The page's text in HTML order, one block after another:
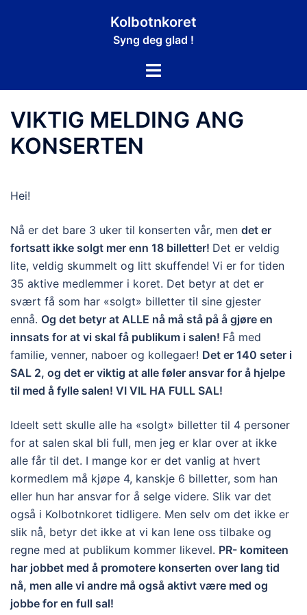
Kolbotnkoret
Syng deg glad !
Toggle
VIKTIG MELDING ANG
KONSERTEN
Hei!
Nå er det bare 3 uker til konserten vår, men det er
fortsatt ikke solgt mer enn 18 billetter! Det er veldig
lite, veldig skummelt og litt skuffende! Vi er for tiden
35 aktive medlemmer i koret. Det betyr at det er
svært få som har «solgt» billetter til sine gjester
ennå. Og det betyr at ALLE nå må stå på å gjøre en
innsats for at vi skal få publikum i salen! Få med
familie, venner, naboer og kollegaer! Det er 140 seter i
SAL 2, og det er viktig at alle føler ansvar for å hjelpe
til med å fylle salen! VI VIL HA FULL SAL!
Ideelt sett skulle alle ha «solgt» billetter til 4 personer
for at salen skal bli full, men jeg er klar over at ikke
alle får til det. I mange kor er det vanlig at hvert
kormedlem må kjøpe 4, kanskje 6 billetter, som han
eller hun har ansvar for å selge videre. Slik var det
også i Kolbotnkoret tidligere. Men selv om det ikke er
slik nå, betyr det ikke at vi kan lene oss tilbake og
regne med at publikum kommer likevel. PR- komiteen
har jobbet med å promotere konserten over lang tid
nå, men alle vi andre må også aktivt være med og
jobbe for en full sal!